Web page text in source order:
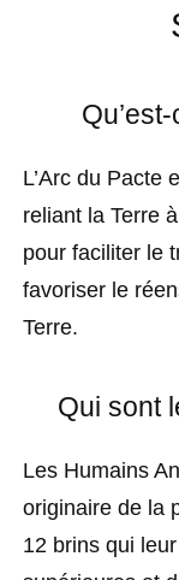
L’Arc du Pacte
reliant la Terre
pour faciliter le
favoriser le
Terre.
Qui sont
Les Humains
originaire de la
12 brins qui